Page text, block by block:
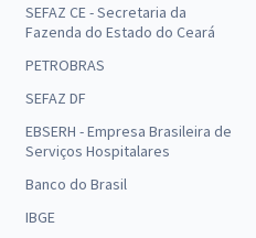
SEFAZ CE - Secretaria da
Fazenda do Estado do Ceará
PETROBRAS
SEFAZ DF
EBSERH - Empresa Brasileira de
Serviços Hospitalares
Banco do Brasil
IBGE